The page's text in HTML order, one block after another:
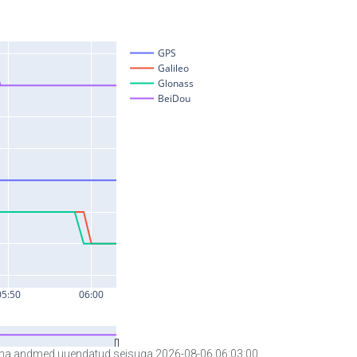
andmed uuendatud seisuga 2026-08-06 06:03:00